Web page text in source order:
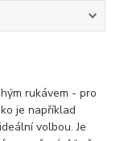
rukávem - pro
je například
volbou. Je